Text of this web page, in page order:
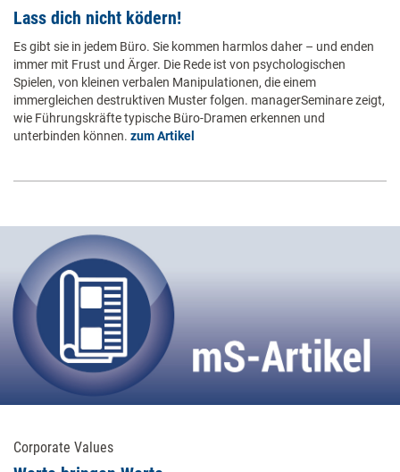
Lass dich nicht ködern!
Es gibt sie in jedem Büro. Sie kommen harmlos daher – und enden
immer mit Frust und Ärger. Die Rede ist von psychologischen
Spielen, von kleinen verbalen Manipulationen, die einem
immergleichen destruktiven Muster folgen. managerSeminare zeigt,
wie Führungskräfte typische Büro-Dramen erkennen und
unterbinden können. zum Artikel
Corporate Values